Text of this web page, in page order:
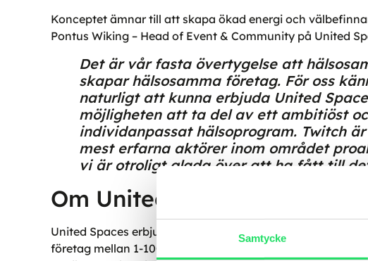
Samtycke
Konceptet ämnar till att skapa ökad energi och
Pontus Wiking – Head of Event & Community på United
Det är vår fasta övertygelse att
skapar hälsosamma företag. För oss
naturligt att kunna erbjuda United
möjligheten att ta del av ett ambitiöst
individanpassat hälsoprogram. Twitch
mest erfarna aktörer inom området
vi är otroligt glada över att ha fått till
Om United Spaces
United Spaces erbjuder ett fullservice coworking-koncept
företag mellan 1-100+ medarbetare. Tillsammans med en